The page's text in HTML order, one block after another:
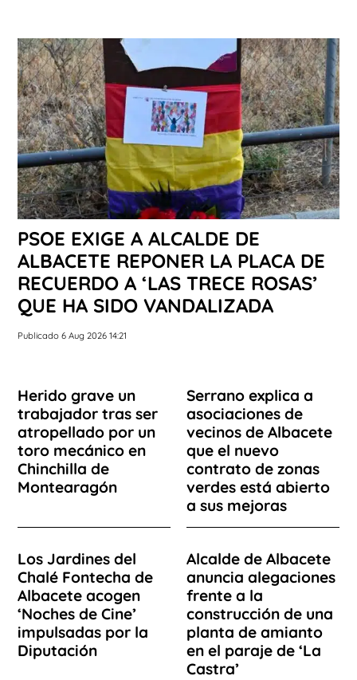
PSOE EXIGE A ALCALDE DE
ALBACETE REPONER LA PLACA DE
RECUERDO A ‘LAS TRECE ROSAS’
QUE HA SIDO VANDALIZADA
Publicado 6 Aug 2026 14:21
Herido grave un
trabajador tras ser
atropellado por un
toro mecánico en
Chinchilla de
Montearagón
Serrano explica a
asociaciones de
vecinos de Albacete
que el nuevo
contrato de zonas
verdes está abierto
a sus mejoras
Los Jardines del
Chalé Fontecha de
Albacete acogen
‘Noches de Cine’
impulsadas por la
Diputación
Alcalde de Albacete
anuncia alegaciones
frente a la
construcción de una
planta de amianto
en el paraje de ‘La
Castra’